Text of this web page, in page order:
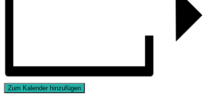
Zum Kalender hinzufügen